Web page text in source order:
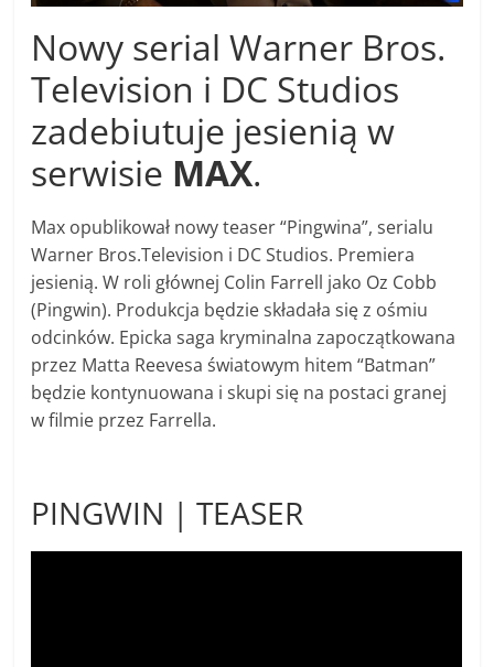
Nowy serial Warner Bros.
Television i DC Studios
zadebiutuje jesienią w
serwisie MAX.
Max opublikował nowy teaser “Pingwina”, serialu
Warner Bros.Television i DC Studios. Premiera
jesienią. W roli głównej Colin Farrell jako Oz Cobb
(Pingwin). Produkcja będzie składała się z ośmiu
odcinków. Epicka saga kryminalna zapoczątkowana
przez Matta Reevesa światowym hitem “Batman”
będzie kontynuowana i skupi się na postaci granej
w filmie przez Farrella.
PINGWIN | TEASER